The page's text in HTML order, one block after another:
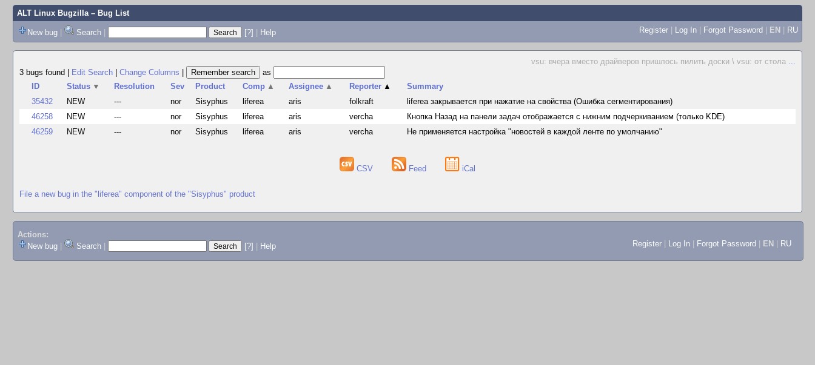
ALT Linux Bugzilla– Bug List
New bug | Search | [?] | Help Register | Log In | Forgot Password | EN | RU
vsu: вчера вместо драйверов пришлось пилить доски \ vsu: от стола ...
3 bugs found
Edit Search Change Columns
as
ID
Status ▼ Resolution Sev Product Comp ▲ Assignee ▲ Reporter ▲
Summary
35432
NEW --- nor Sisyphus liferea aris folkraft
liferea закрывается при нажатие на свойства (Ошибка сегментирования)
46258
NEW --- nor Sisyphus liferea aris vercha
Кнопка Назад на панели задач отображается с нижним подчеркиванием (только KDE)
46259
NEW --- nor Sisyphus liferea aris vercha Не применяется настройка "новостей в каждой ленте по умолчанию"
CSV Feed iCal
File a new bug in the "liferea" component of the "Sisyphus" product
Actions:
New bug
Search [?] Help Register Log In Forgot Password EN RU